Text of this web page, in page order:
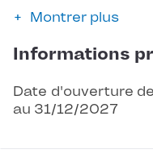
Montrer plus
Informations
Date d'ouverture
au 31/12/2027